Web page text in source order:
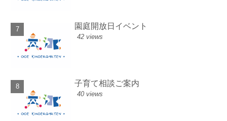
園庭開放日イベント
42 views
子育て相談ご案内
40 views